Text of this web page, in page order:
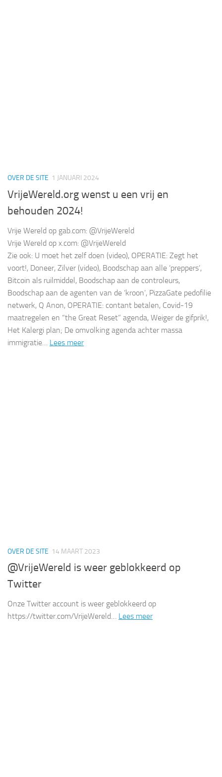
OVER DE SITE 1 JANUARI 2024
VrijeWereld.org wenst u een vrij en
behouden 2024!
Vrije Wereld op gab.com: @VrijeWereld
Vrije Wereld op x.com: @VrijeWereld
Zie ook: U moet het zelf doen (video), OPERATIE: Zegt het
voort!, Doneer, Zilver (video), Boodschap aan alle ‘preppers’,
Bitcoin als ruilmiddel, Boodschap aan de controleurs,
Boodschap aan de agenten van de ‘kroon’, PizzaGate pedofilie
netwerk, Q Anon, OPERATIE: contant betalen, Covid-19
maatregelen en “the Great Reset” agenda, Weiger de gifprik!,
Het Kalergi plan; De omvolking agenda achter massa
immigratie… Lees meer
OVER DE SITE 14 MAART 2023
@VrijeWereld is weer geblokkeerd op
Twitter
Onze Twitter account is weer geblokkeerd op
https://twitter.com/VrijeWereld… Lees meer